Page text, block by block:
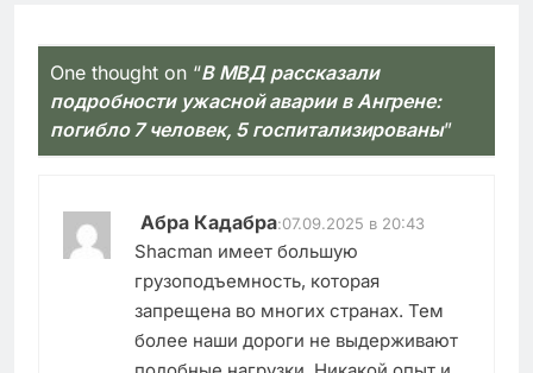
One thought on “В МВД рассказали
подробности ужасной аварии в Ангрене:
погибло 7 человек, 5 госпитализированы”
Абра Кадабра:07.09.2025 в 20:43
Shacman имеет большую
грузоподъемность, которая
запрещена во многих странах. Тем
более наши дороги не выдерживают